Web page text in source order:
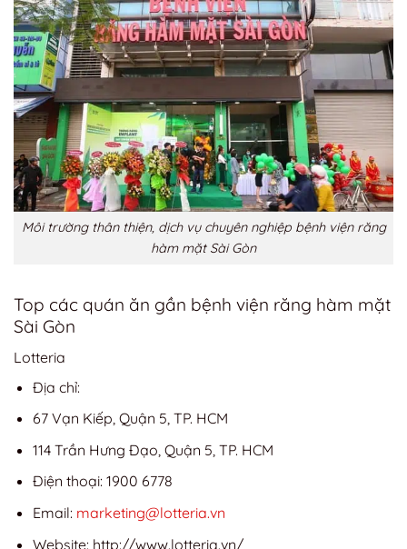
Môi trường thân thiện, dịch vụ chuyên nghiệp bệnh viện răng
hàm mặt Sài Gòn
Top các quán ăn gần bệnh viện răng hàm mặt
Sài Gòn
Lotteria
Địa chỉ:
67 Vạn Kiếp, Quận 5, TP. HCM
114 Trần Hưng Đạo, Quận 5, TP. HCM
Điện thoại: 1900 6778
Email: marketing@lotteria.vn
Website: http://www.lotteria.vn/